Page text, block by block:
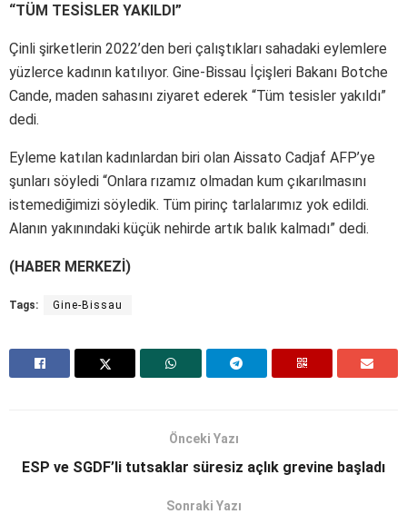
“TÜM TESİSLER YAKILDI”
Çinli şirketlerin 2022’den beri çalıştıkları sahadaki eylemlere
yüzlerce kadının katılıyor. Gine-Bissau İçişleri Bakanı Botche
Cande, maden sahasını ziyaret ederek “Tüm tesisler yakıldı”
dedi.
Eyleme katılan kadınlardan biri olan Aissato Cadjaf AFP’ye
şunları söyledi “Onlara rızamız olmadan kum çıkarılmasını
istemediğimizi söyledik. Tüm pirinç tarlalarımız yok edildi.
Alanın yakınındaki küçük nehirde artık balık kalmadı” dedi.
(HABER MERKEZİ)
Tags: Gine-Bissau
Önceki Yazı
ESP ve SGDF’li tutsaklar süresiz açlık grevine başladı
Sonraki Yazı